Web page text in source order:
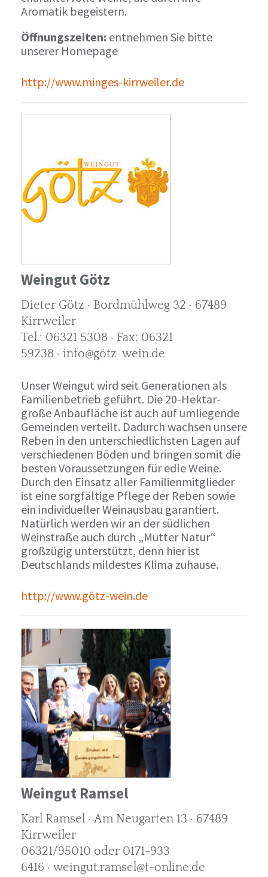
Aromatik begeistern.
Öffnungszeiten: entnehmen Sie bitte
unserer Homepage
http://www.minges-kirrweiler.de
Weingut Götz
Dieter Götz · Bordmühlweg 32 · 67489
Kirrweiler
Tel.: 06321 5308 · Fax: 06321
59238 · info@götz-wein.de
Unser Weingut wird seit Generationen als
Familienbetrieb geführt. Die 20-Hektar-
große Anbaufläche ist auch auf umliegende
Gemeinden verteilt. Dadurch wachsen unsere
Reben in den unterschiedlichsten Lagen auf
verschiedenen Böden und bringen somit die
besten Voraussetzungen für edle Weine.
Durch den Einsatz aller Familienmitglieder
ist eine sorgfältige Pflege der Reben sowie
ein individueller Weinausbau garantiert.
Natürlich werden wir an der südlichen
Weinstraße auch durch „Mutter Natur“
großzügig unterstützt, denn hier ist
Deutschlands mildestes Klima zuhause.
http://www.götz-wein.de
Weingut Ramsel
Karl Ramsel · Am Neugarten 13 · 67489
Kirrweiler
06321/95010 oder 0171-933
6416 · weingut.ramsel@t-online.de